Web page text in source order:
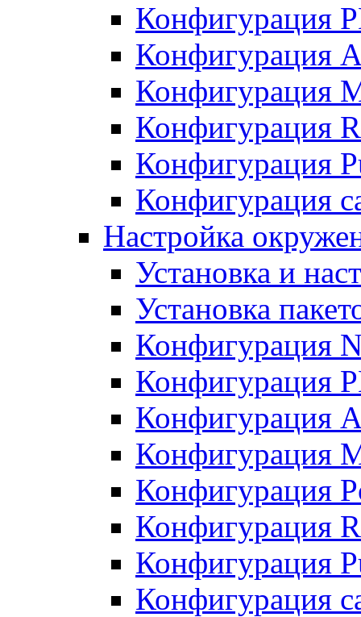
Конфигурация
Конфигурация
Конфигурация
Конфигурация
Конфигурация
Конфигурация
Настройка
Установка и
Установка
Конфигурация
Конфигурация
Конфигурация
Конфигурация
Конфигурация
Конфигурация
Конфигурация
Конфигурация